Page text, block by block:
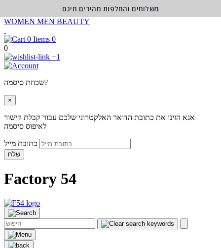
WOMEN MEN BEAUTY
0
0
+1
שכחת סיסמה?
×
אנא הזינו את כתובת הדואר האלקטרוני שלכם עבור קבלת קישור
לאיפוס סיסמה
שלח
Factory 54
משלוחים והחלפות מהירים חינם